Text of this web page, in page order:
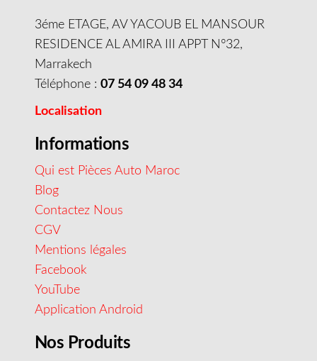
3éme ETAGE, AV YACOUB EL MANSOUR
RESIDENCE AL AMIRA III APPT N°32,
Marrakech
Téléphone : 07 54 09 48 34
Localisation
Informations
Qui est Pièces Auto Maroc
Blog
Contactez Nous
CGV
Mentions légales
Facebook
YouTube
Application Android
Nos Produits